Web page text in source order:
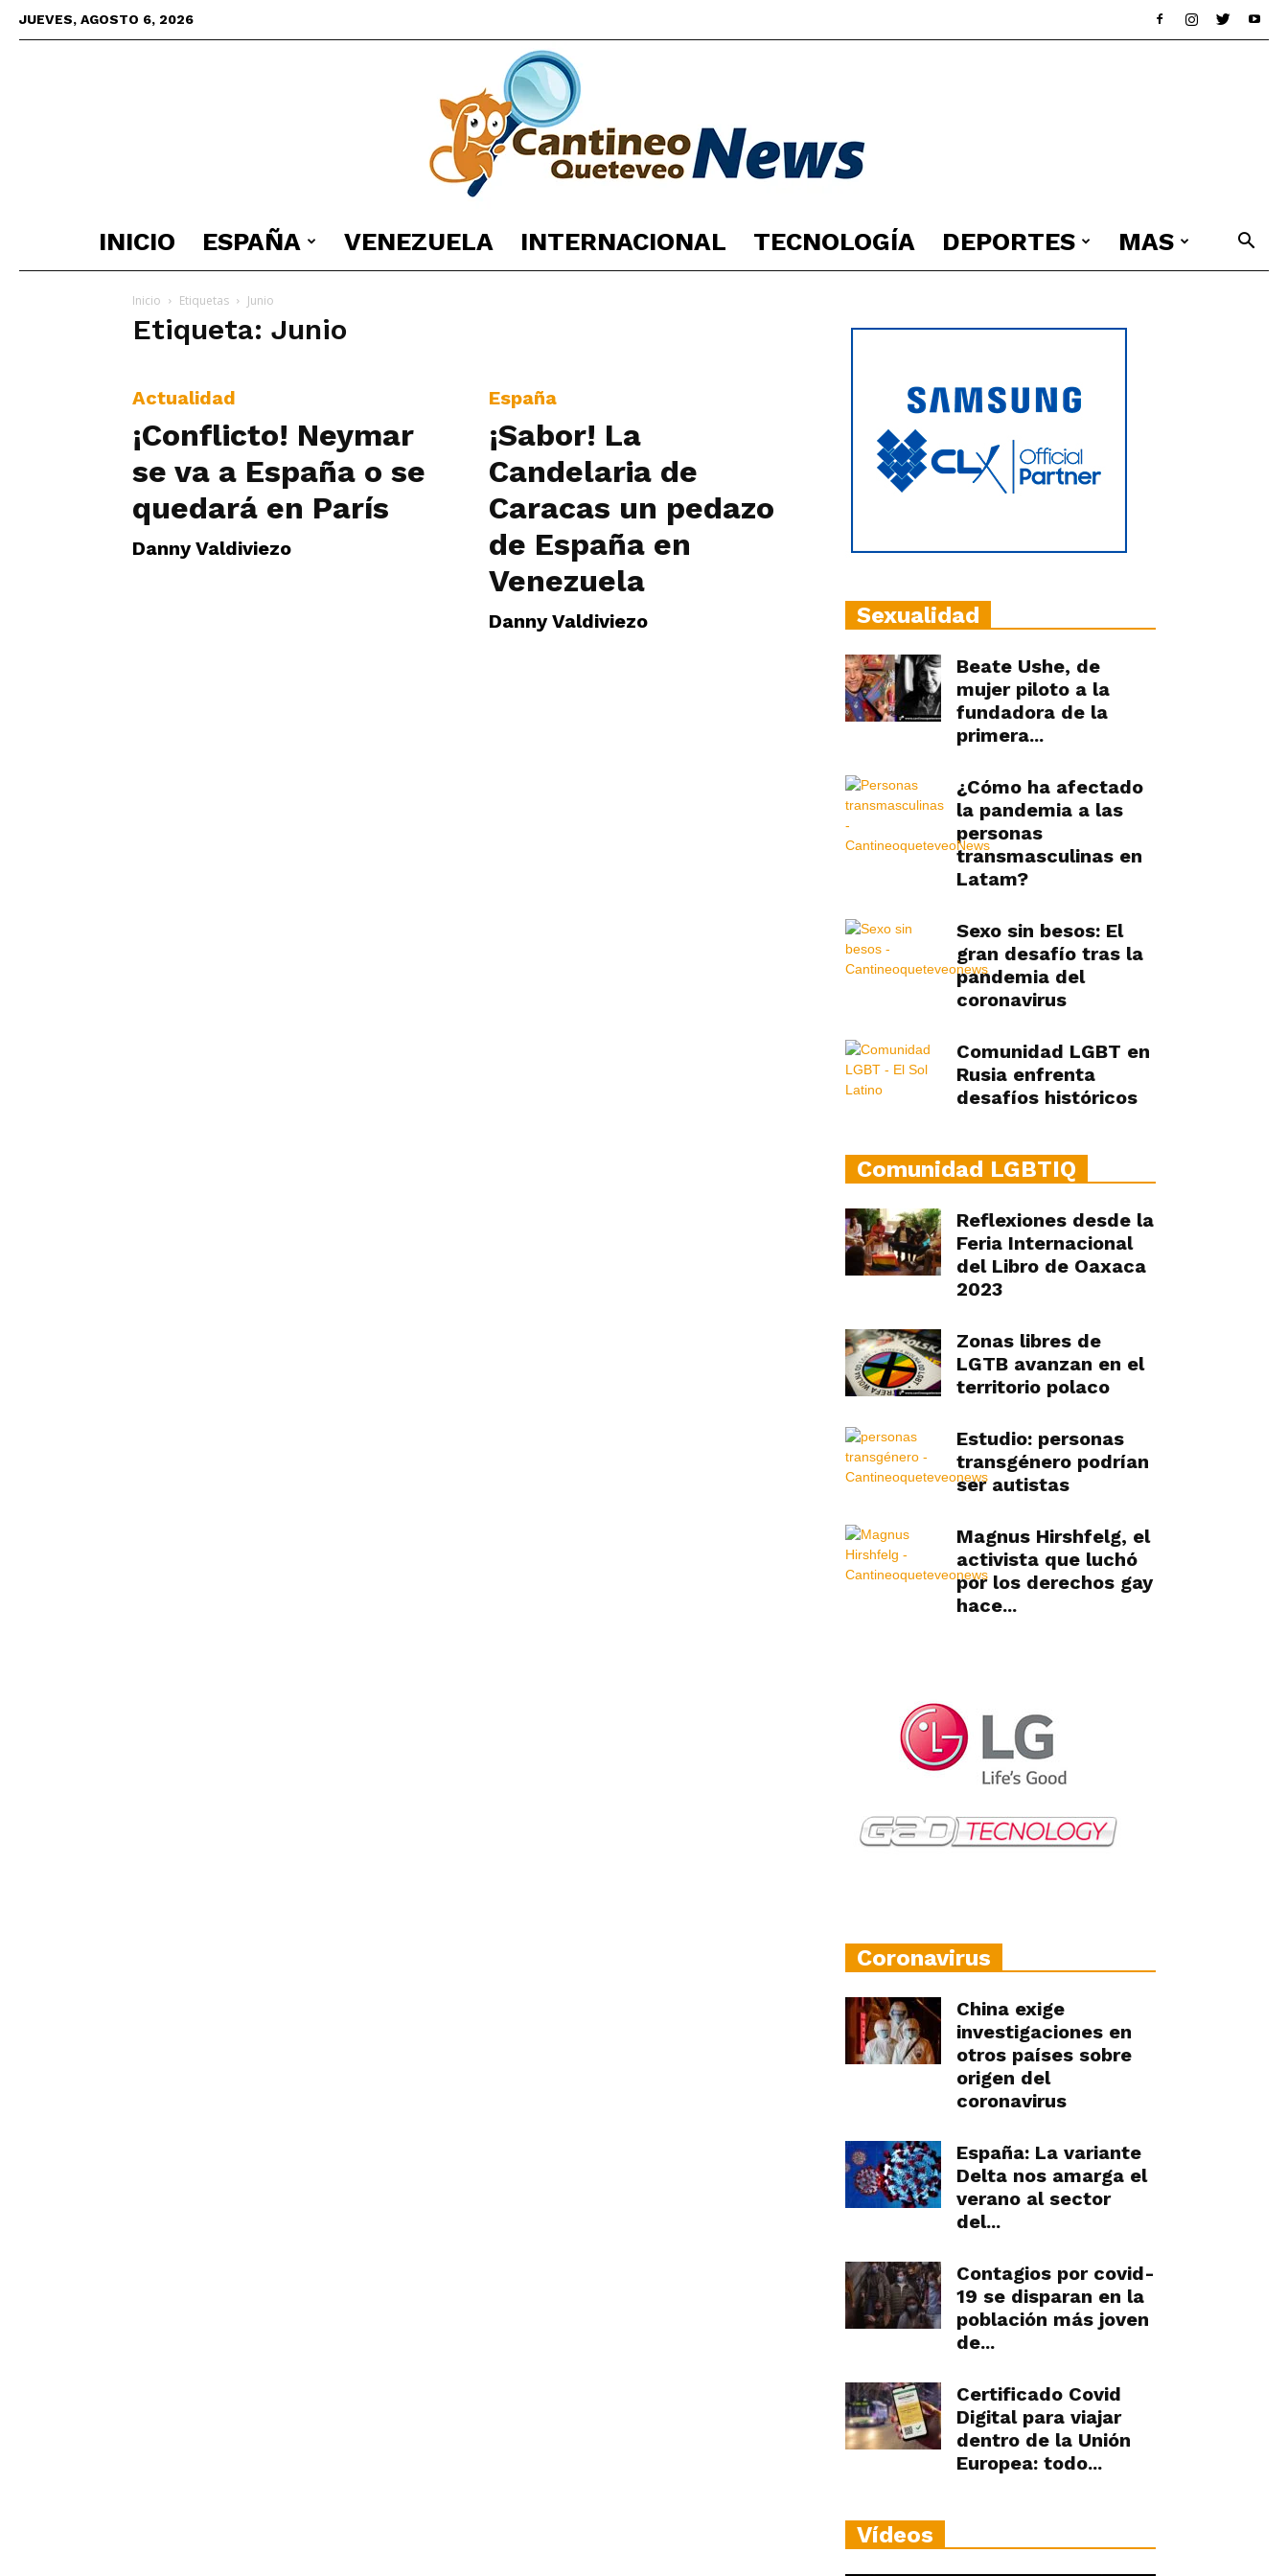
JUEVES, AGOSTO 6, 2026
España
hoy
INICIO ESPAÑA VENEZUELA INTERNACIONAL TECNOLOGÍA DEPORTES MAS
Inicio Etiquetas Junio
Etiqueta: Junio
Actualidad
¡Conflicto! Neymar
se va a España o se
quedará en París
Danny Valdiviezo
España
¡Sabor! La
Candelaria de
Caracas un pedazo
de España en
Venezuela
Danny Valdiviezo Sexualidad
Beate Ushe, de
mujer piloto a la
fundadora de la
primera...
¿Cómo ha afectado
la pandemia a las
personas
transmasculinas en
Latam?
Sexo sin besos: El
gran desafío tras la
pandemia del
coronavirus
Comunidad LGBT en
Rusia enfrenta
desafíos históricos
Comunidad LGBTIQ
Reflexiones desde la
Feria Internacional
del Libro de Oaxaca
2023
Zonas libres de
LGTB avanzan en el
territorio polaco
Estudio: personas
transgénero podrían
ser autistas
Magnus Hirshfelg, el
activista que luchó
por los derechos gay
hace...
Coronavirus
China exige
investigaciones en
otros países sobre
origen del
coronavirus
España: La variante
Delta nos amarga el
verano al sector
del...
Contagios por covid-
19 se disparan en la
población más joven
de...
Certificado Covid
Digital para viajar
dentro de la Unión
Europea: todo...
Vídeos